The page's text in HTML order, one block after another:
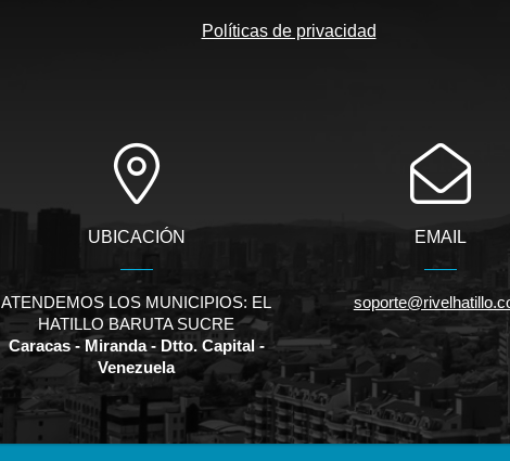
Políticas de privacidad
UBICACIÓN
ATENDEMOS LOS MUNICIPIOS: EL
HATILLO BARUTA SUCRE
Caracas - Miranda - Dtto. Capital -
Venezuela
EMAIL